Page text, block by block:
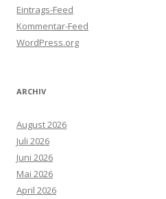
Eintrags-Feed
Kommentar-Feed
WordPress.org
ARCHIV
August 2026
Juli 2026
Juni 2026
Mai 2026
April 2026